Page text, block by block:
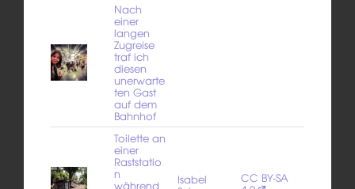
Nach
einer
langen
Zugreise
traf ich
diesen
unerwarte
ten Gast
auf dem
Bahnhof
Toilette an
einer
Raststatio
n
während Isabel CC BY-SA